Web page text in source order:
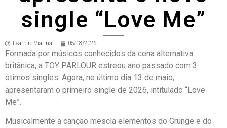
single “Love Me”
Leandro Vianna 05/18/2026
Formada por músicos conhecidos da cena alternativa
britânica, a TOY PARLOUR estreou ano passado com 3
ótimos singles. Agora, no último dia 13 de maio,
apresentaram o primeiro single de 2026, intitulado “Love
Me”.
Musicalmente a canção mescla elementos do Grunge e do